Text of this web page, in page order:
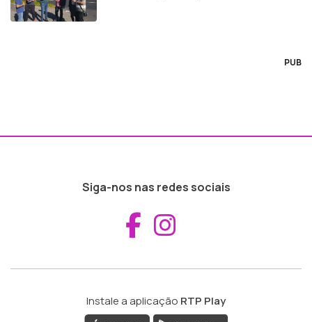
PUB
Siga-nos nas redes sociais
Aceder ao
Instale a aplicação RTP Play